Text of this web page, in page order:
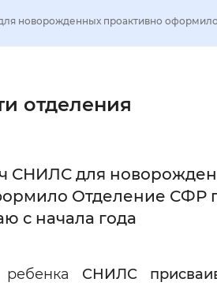
отображения
Увеличенный
Интервал между буквами
новорожденных проактивно
отделения
СНИЛС для
Отделение СФР
с начала года
СНИЛС